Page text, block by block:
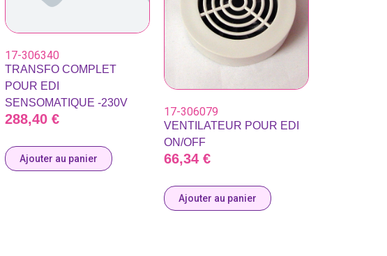
17-306340
TRANSFO COMPLET
POUR EDI
SENSOMATIQUE -230V
288,40 €
Ajouter au panier
17-306079
VENTILATEUR POUR EDI
ON/OFF
66,34 €
Ajouter au panier